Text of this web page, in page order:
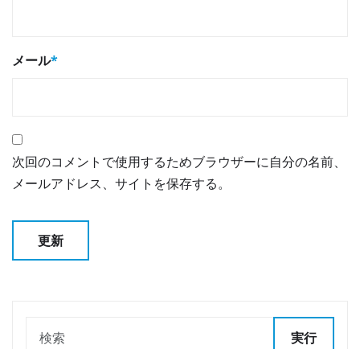
メール*
次回のコメントで使用するためブラウザーに自分の名前、
メールアドレス、サイトを保存する。
実行